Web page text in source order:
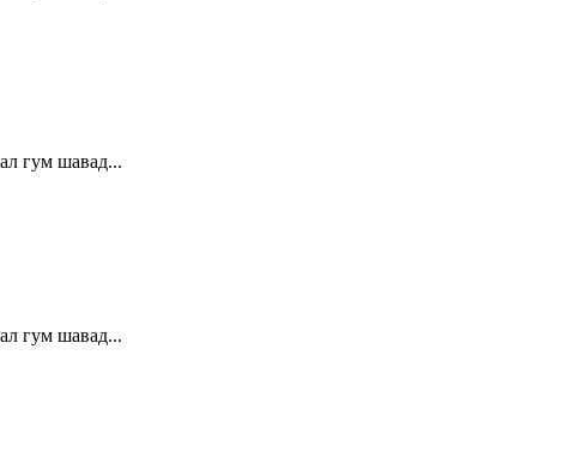
гум шавад...
гум шавад...